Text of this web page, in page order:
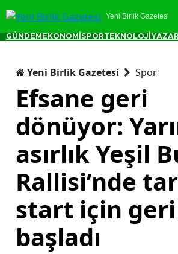
Yeni Birlik Gazetesi
GÜNDEM EKONOMİ SPORTEKNOLOJİ
Yeni Birlik Gazetesi Spor
Efsane geri
dönüyor:
asırlık Yeşil
Rallisi’nde
start için geri
başladı